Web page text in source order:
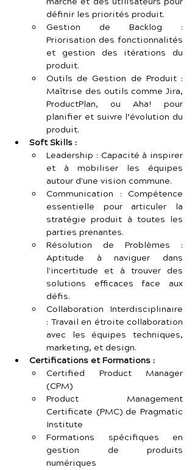
définir les priorités produit.
Gestion de Backlog :
Priorisation des fonctionnalités
et gestion des itérations du
produit.
Outils de Gestion de Produit :
Maîtrise des outils comme Jira,
ProductPlan, ou Aha! pour
planifier et suivre l’évolution du
produit.
Soft Skills :
Leadership : Capacité à inspirer
et à mobiliser les équipes
autour d'une vision commune.
Communication : Compétence
essentielle pour articuler la
stratégie produit à toutes les
parties prenantes.
Résolution de Problèmes :
Aptitude à naviguer dans
l'incertitude et à trouver des
solutions efficaces face aux
défis.
Collaboration Interdisciplinaire
: Travail en étroite collaboration
avec les équipes techniques,
marketing, et design.
Certifications et Formations :
Certified Product Manager
(CPM)
Product Management
Certificate (PMC) de Pragmatic
Institute
Formations spécifiques en
gestion de produits
numériques